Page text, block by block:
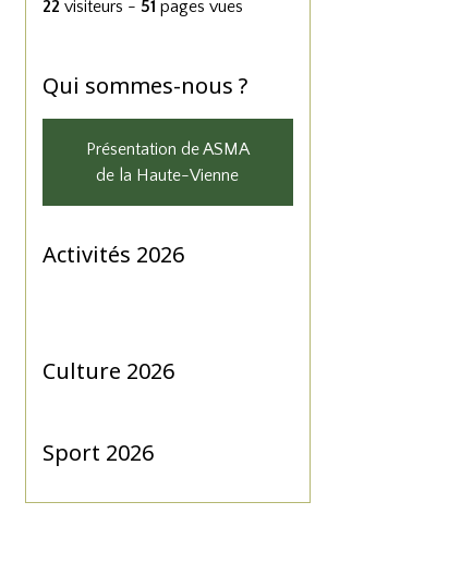
22 visiteurs - 51 pages vues
Qui sommes-nous ?
Présentation de ASMA
de la Haute-Vienne
Activités 2026
Culture 2026
Sport 2026